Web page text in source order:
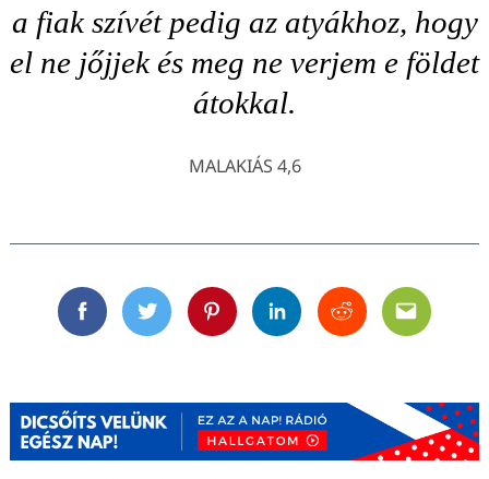
a fiak szívét pedig az atyákhoz, hogy
el ne jőjjek és meg ne verjem e földet
átokkal.
MALAKIÁS 4,6
FacebookTwitterPinterestLinkedinRedditEmail